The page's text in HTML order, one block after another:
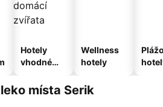
Hotely
vhodné
domácí
zvířata
Wellness
hotely
místa Serik